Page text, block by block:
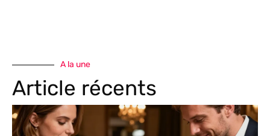
A la une
Article récents